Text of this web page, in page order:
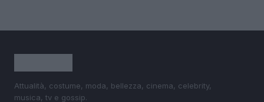
Attualità, costume, moda, bellezza, cinema, celebrity,
musica, tv e gossip.